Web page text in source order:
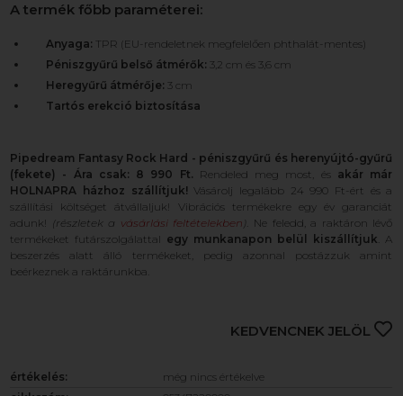
A termék főbb paraméterei:
Anyaga: TPR (EU-rendeletnek megfelelően phthalát-mentes)
Péniszgyűrű belső átmérők: 3,2 cm és 3,6 cm
Heregyűrű átmérője: 3 cm
Tartós erekció biztosítása
Pipedream Fantasy Rock Hard - péniszgyűrű és herenyújtó-gyűrű
(fekete) - Ára csak: 8 990 Ft. Rendeled meg most, és akár már
HOLNAPRA házhoz szállítjuk! Vásárolj legalább 24 990 Ft-ért és a
szállítási költséget átvállaljuk! Vibrációs termékekre egy év garanciát
adunk! (részletek a vásárlási feltételekben ) . Ne feledd, a raktáron lévő
termékeket futárszolgálattal egy munkanapon belül kiszállítjuk . A
beszerzés alatt álló termékeket, pedig azonnal postázzuk amint
beérkeznek a raktárunkba.
KEDVENCNEK JELÖL
értékelés:
még nincs értékelve